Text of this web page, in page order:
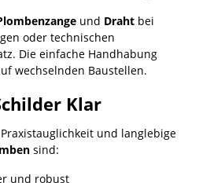
und Draht bei
oder technischen
Die einfache Handhabung
wechselnden Baustellen.
Klar
und langlebige
sind:
und robust